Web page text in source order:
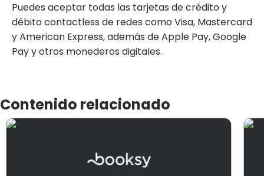
Puedes aceptar todas las tarjetas de crédito y
débito contactless de redes como Visa, Mastercard
y American Express, además de Apple Pay, Google
Pay y otros monederos digitales.
Contenido relacionado